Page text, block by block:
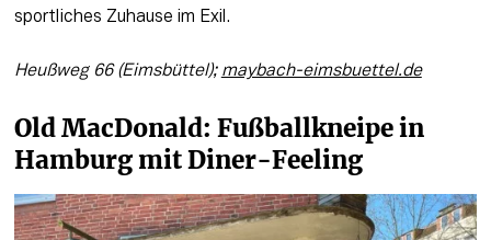
sportliches Zuhause im Exil.
Heußweg 66 (Eimsbüttel); maybach-eimsbuettel.de
Old MacDonald: Fußballkneipe in
Hamburg mit Diner-Feeling